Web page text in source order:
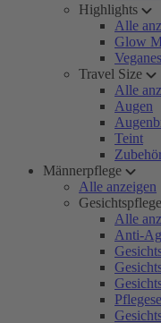
Highlights
Alle
Glow
Travel Size
Alle
Augen
Teint
Männerpflege
Alle anzeigen
Gesichtspflege
Alle
Anti-